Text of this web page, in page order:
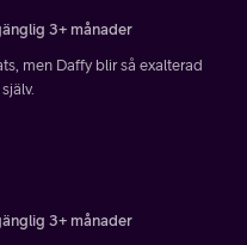
3+ månader
men Daffy blir så exalterad
3+ månader